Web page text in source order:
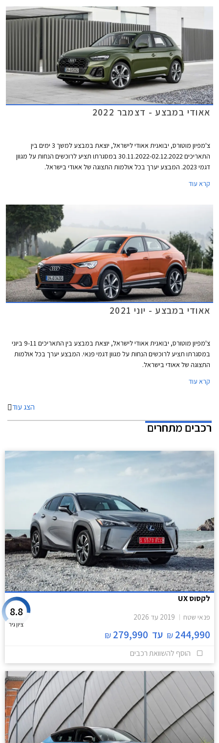
אאודי במבצע - דצמבר 2022
צ'מפיון מוטורס, יבואנית אאודי לישראל, יוצאת במבצע למשך 3 ימים בין
התאריכים 30.11.2022-02.12.2022 במסגרתו תציע לרוכשים הנחות על מגוון
דגמי 2023. המבצע יערך בכל אולמות התצוגה של אאודי בישראל.
קרא עוד
אאודי במבצע - יוני 2021
צ'מפיון מוטורס, יבואנית אאודי לישראל, יוצאת במבצע בין התאריכים 9-11 ביוני
במסגרתו תציע לרוכשים הנחות על מגוון דגמי פנאי. המבצע יערך בכל אולמות
התצוגה של אאודי בישראל.
קרא עוד
הצג עוד
רכבים מתחרים
לקסוס UX
פנאי שטח 2019 עד 2026
244,990
₪ עד 279,990
₪
8.8
ציון גיר
הוסף להשוואת רכבים